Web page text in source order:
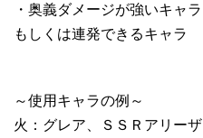
・奥義ダメージが強いキャラ
もしくは連発できるキャラ
～使用キャラの例～
火：グレア、ＳＳＲアリーザ